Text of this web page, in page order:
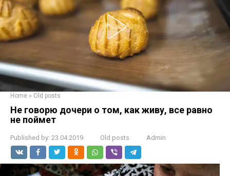
Home » Old posts
Не говорю дочери о том, как живу, все равно
не поймет
Published by: 23.04.2019 Old posts Admin